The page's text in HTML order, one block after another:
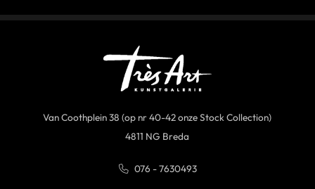
Van Coothplein 38 (op nr 40-42 onze Stock Collection)
4811 NG Breda
076 - 7630493